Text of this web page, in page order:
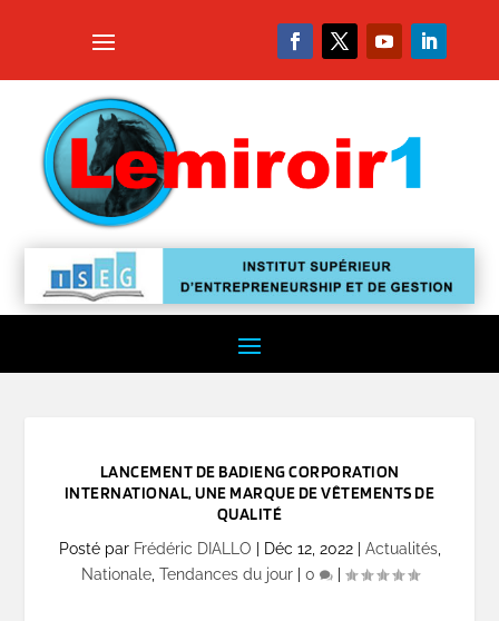
LANCEMENT DE BADIENG CORPORATION
INTERNATIONAL, UNE MARQUE DE VÊTEMENTS DE
QUALITÉ
Posté par Frédéric DIALLO Déc 12, 2022| Actualités,
Nationale, Tendances du jour| 0 |